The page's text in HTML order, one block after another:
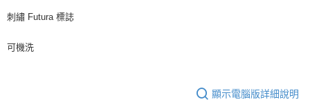
刺繡 Futura 標誌
可機洗
顯示電腦版詳細說明